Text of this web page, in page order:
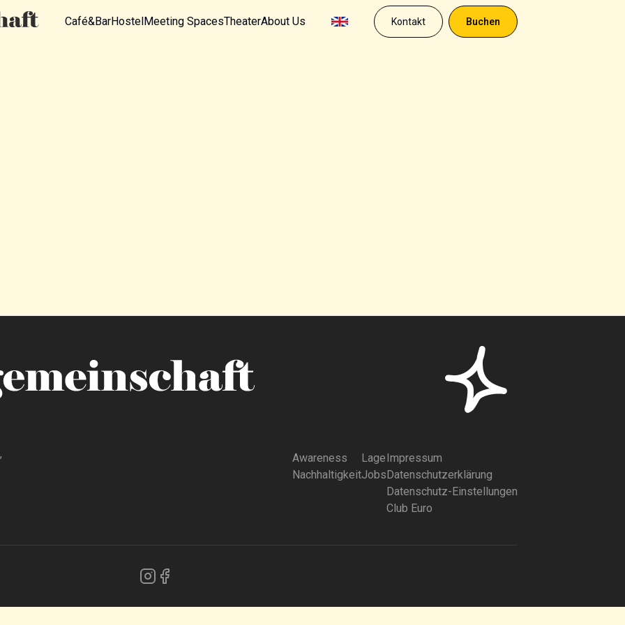
Café&BarHostelMeeting SpacesTheaterAbout Us Kontakt Buchen
Awareness
Nachhaltigkeit
Lage
Jobs
Impressum
Datenschutzerklärung
Datenschutz-Einstellungen
Club Euro